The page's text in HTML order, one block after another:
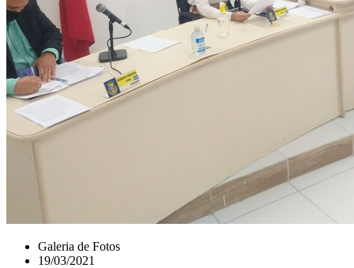
Galeria de Fotos
19/03/2021